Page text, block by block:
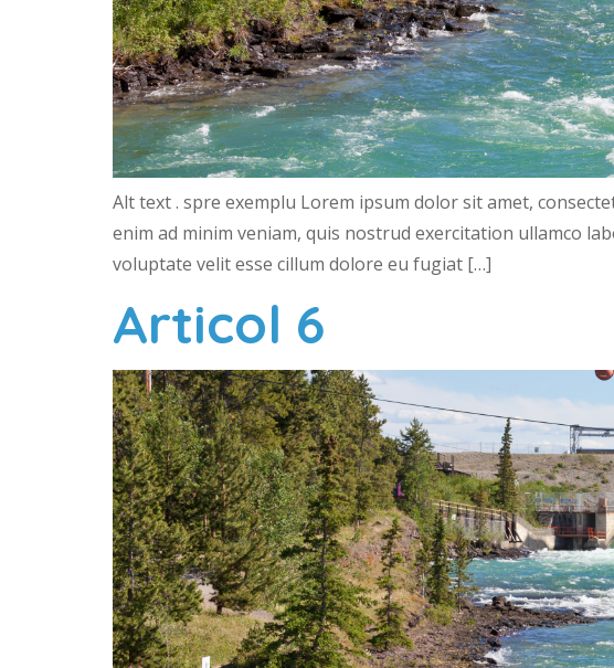
Alt text . spre exemplu Lorem ipsum dolor sit amet,
enim ad minim veniam, quis nostrud exercitation ullamco
voluptate velit esse cillum dolore eu fugiat […]
Articol 6